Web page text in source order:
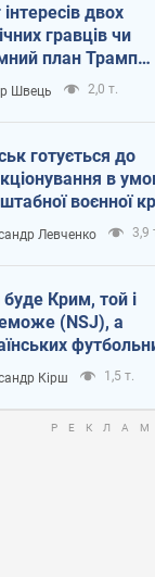
інтересів двох
гравців чи
план Трампа
Швець 2,0 т.
готується до
в
воєнної
Левченко 3,9
Крим, той і
(NSJ), а
можуть
вбивцями
Кірш 1,5 т.